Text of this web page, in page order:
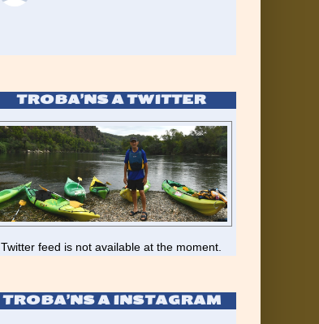
TROBA’NS A TWITTER
Twitter feed is not available at the moment.
TROBA’NS A INSTAGRAM